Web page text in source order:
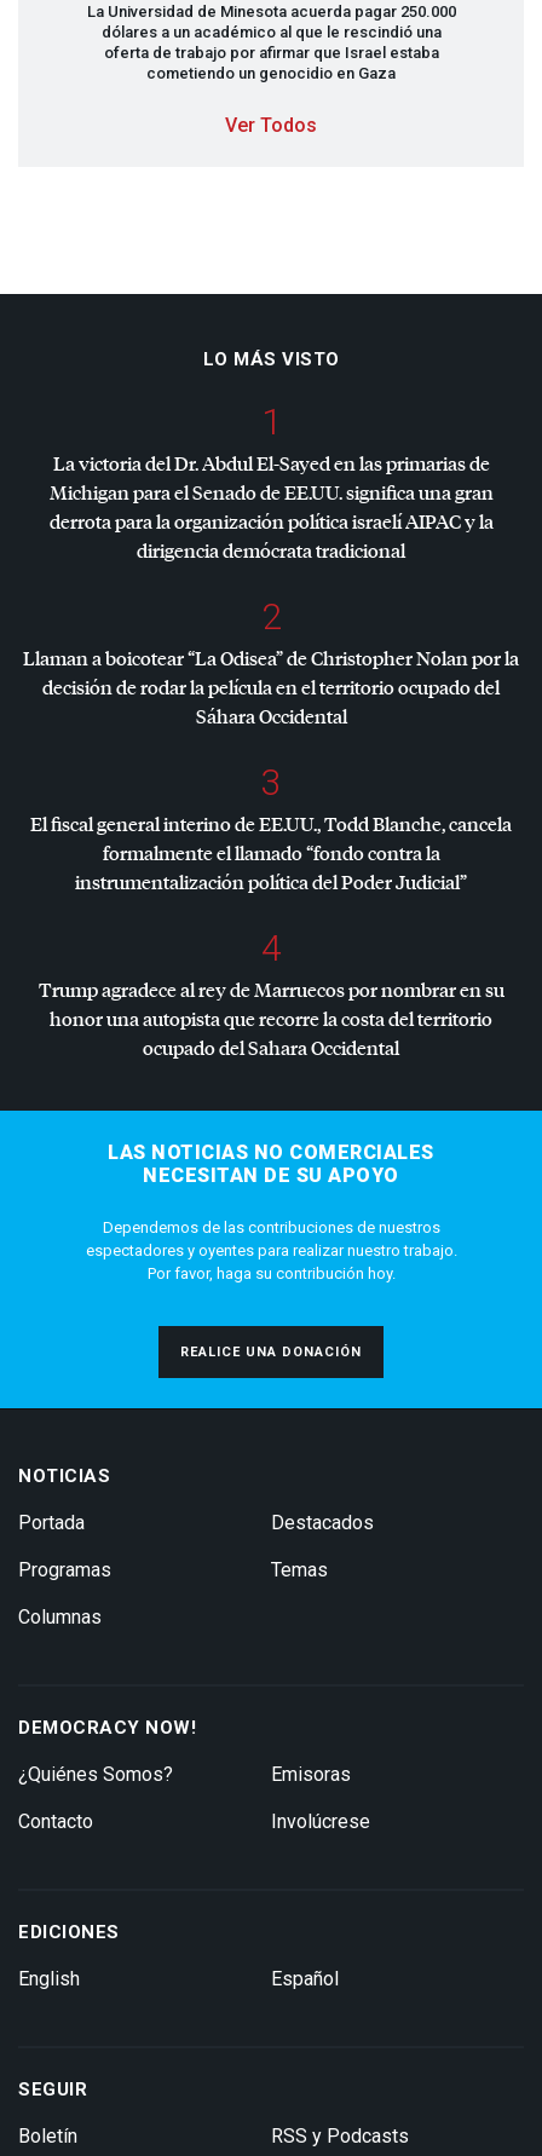
La Universidad de Minesota acuerda pagar 250.000
dólares a un académico al que le rescindió una
oferta de trabajo por afirmar que Israel estaba
cometiendo un genocidio en Gaza
Ver Todos
LO MÁS VISTO
1
La victoria del Dr. Abdul El-Sayed en las primarias de
Michigan para el Senado de EE.UU. significa una gran
derrota para la organización política israelíAIPACy la
dirigencia demócrata tradicional
2
Llaman a boicotear “La Odisea” de Christopher Nolan por la
decisión de rodar la película en el territorio ocupado del
Sáhara Occidental
3
El fiscal general interino de EE.UU., Todd Blanche, cancela
formalmente el llamado “fondo contra la
instrumentalización política del Poder Judicial”
4
Trump agradece al rey de Marruecos por nombrar en su
honor una autopista que recorre la costa del territorio
ocupado del Sahara Occidental
LAS NOTICIAS NO COMERCIALES
NECESITAN DE SU APOYO
Dependemos de las contribuciones de nuestros
espectadores y oyentes para realizar nuestro trabajo.
Por favor, haga su contribución hoy.
REALICE UNA DONACIÓN
NOTICIAS
Portada
Programas
Columnas
Destacados
Temas
DEMOCRACY NOW!
¿Quiénes Somos?
Contacto
Emisoras
Involúcrese
EDICIONES
English Español
SEGUIR
Boletín RSS y Podcasts